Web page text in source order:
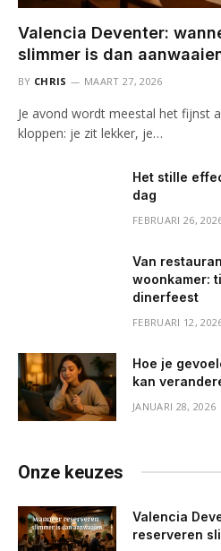
Valencia Deventer:
slimmer is dan
BY CHRIS MAART 27, 2026
Je avond wordt meestal het fijnst
kloppen: je zit lekker, je…
Het stille
dag
FEBRUARI 26,
Van
woonkamer:
dinerfeest
FEBRUARI 12,
Hoe je
kan
JANUARI 28, 2026
Onze keuzes
Valencia
reserveren